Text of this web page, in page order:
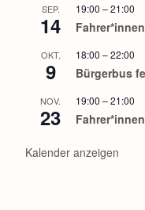
SEP.
14
19:00 –21:00
OKT.
9
18:00 –22:00
Bürgerbus
NOV.
23
19:00 –21:00
Kalender anzeigen